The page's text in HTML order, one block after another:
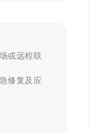
或远程联
修复及应